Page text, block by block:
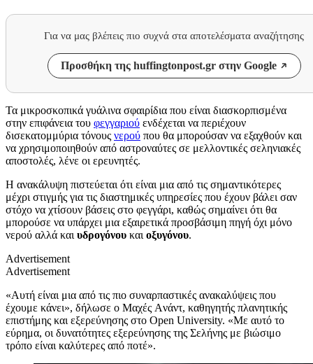
Για να μας βλέπεις πιο συχνά στα αποτελέσματα αναζήτησης
Προσθήκη της huffingtonpost.gr στην Google
Τα μικροσκοπικά γυάλινα σφαιρίδια που είναι διασκορπισμένα
στην επιφάνεια του φεγγαριού ενδέχεται να περιέχουν
δισεκατομμύρια τόνους νερού που θα μπορούσαν να εξαχθούν και
να χρησιμοποιηθούν από αστροναύτες σε μελλοντικές σεληνιακές
αποστολές, λένε οι ερευνητές.
Η ανακάλυψη πιστεύεται ότι είναι μια από τις σημαντικότερες
μέχρι στιγμής για τις διαστημικές υπηρεσίες που έχουν βάλει σαν
στόχο να χτίσουν βάσεις στο φεγγάρι, καθώς σημαίνει ότι θα
μπορούσε να υπάρχει μια εξαιρετικά προσβάσιμη πηγή όχι μόνο
νερού αλλά και υδρογόνου και οξυγόνου.
Advertisement
Advertisement
«Αυτή είναι μια από τις πιο συναρπαστικές ανακαλύψεις που
έχουμε κάνει», δήλωσε ο Μαχές Aνάντ, καθηγητής πλανητικής
επιστήμης και εξερεύνησης στο Open University. «Με αυτό το
εύρημα, οι δυνατότητες εξερεύνησης της Σελήνης με βιώσιμο
τρόπο είναι καλύτερες από ποτέ».